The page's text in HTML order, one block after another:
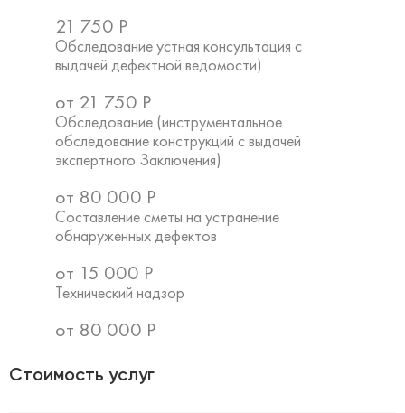
21 750 Р
Обследование устная консультация с
выдачей дефектной ведомости)
от 21 750 Р
Обследование (инструментальное
обследование конструкций с выдачей
экспертного Заключения)
от 80 000 Р
Составление сметы на устранение
обнаруженных дефектов
от 15 000 Р
Технический надзор
от 80 000 Р
Стоимость услуг